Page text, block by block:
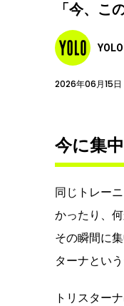
「今、こ
2026年06月15日
今に集
同じトレー
かったり、
その瞬間に
ターナとい
トリスター